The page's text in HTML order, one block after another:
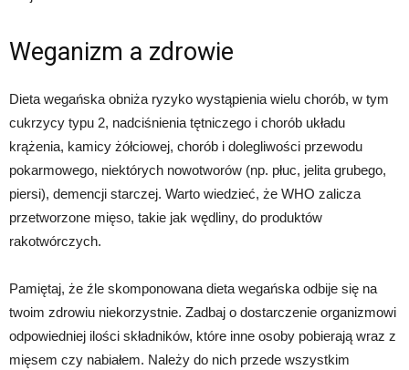
Weganizm a zdrowie
Dieta wegańska obniża ryzyko wystąpienia wielu chorób, w tym
cukrzycy typu 2, nadciśnienia tętniczego i chorób układu
krążenia, kamicy żółciowej, chorób i dolegliwości przewodu
pokarmowego, niektórych nowotworów (np. płuc, jelita grubego,
piersi), demencji starczej. Warto wiedzieć, że WHO zalicza
przetworzone mięso, takie jak wędliny, do produktów
rakotwórczych.
Pamiętaj, że źle skomponowana dieta wegańska odbije się na
twoim zdrowiu niekorzystnie. Zadbaj o dostarczenie organizmowi
odpowiedniej ilości składników, które inne osoby pobierają wraz z
mięsem czy nabiałem. Należy do nich przede wszystkim